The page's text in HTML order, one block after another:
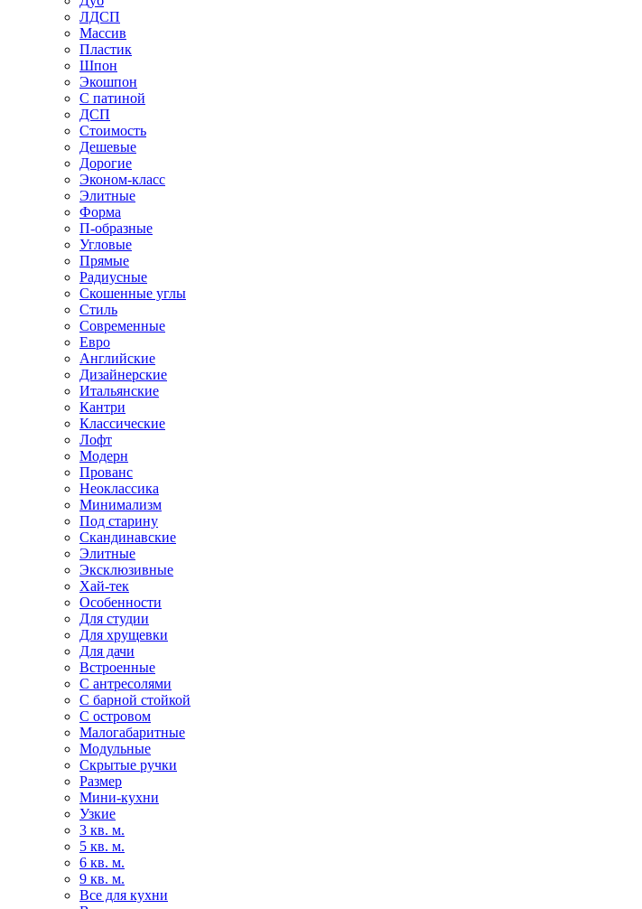
ЛДСП
Массив
Пластик
Шпон
Экошпон
С патиной
ДСП
Стоимость
Дешевые
Дорогие
Эконом-класс
Элитные
Форма
П-образные
Угловые
Прямые
Радиусные
Скошенные углы
Стиль
Современные
Евро
Английские
Дизайнерские
Итальянские
Кантри
Классические
Лофт
Модерн
Прованс
Неоклассика
Минимализм
Под старину
Скандинавские
Элитные
Эксклюзивные
Хай-тек
Особенности
Для студии
Для хрущевки
Для дачи
Встроенные
С антресолями
С барной стойкой
С островом
Малогабаритные
Модульные
Скрытые ручки
Размер
Мини-кухни
Узкие
3 кв. м.
5 кв. м.
6 кв. м.
9 кв. м.
Все для кухни